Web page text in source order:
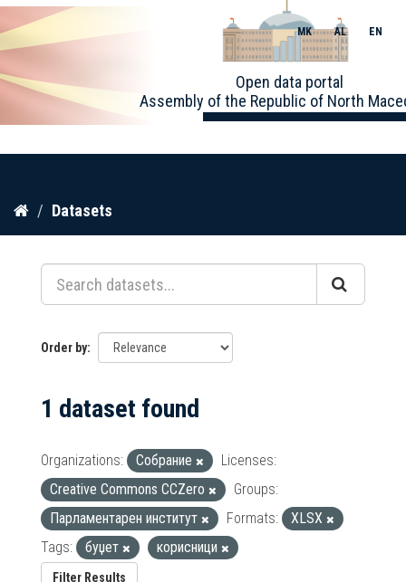
Skip
content
Open data portal
Assembly of the Republic of North
MK AL EN
Datasets
Order by
1 dataset found
Organizations: Собрание
Licenses:
Creative Commons CCZero
Groups:
Парламентарен институт
Formats:
XLSX
Tags:
буџет корисници
Filter Results